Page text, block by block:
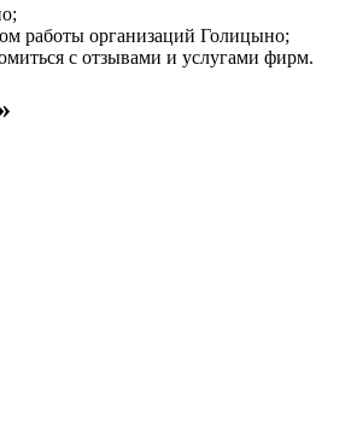
работы организаций Голицыно;
с отзывами и услугами фирм.